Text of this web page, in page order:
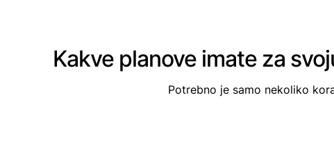
Kakve planove imate za
Potrebno je samo nekoliko